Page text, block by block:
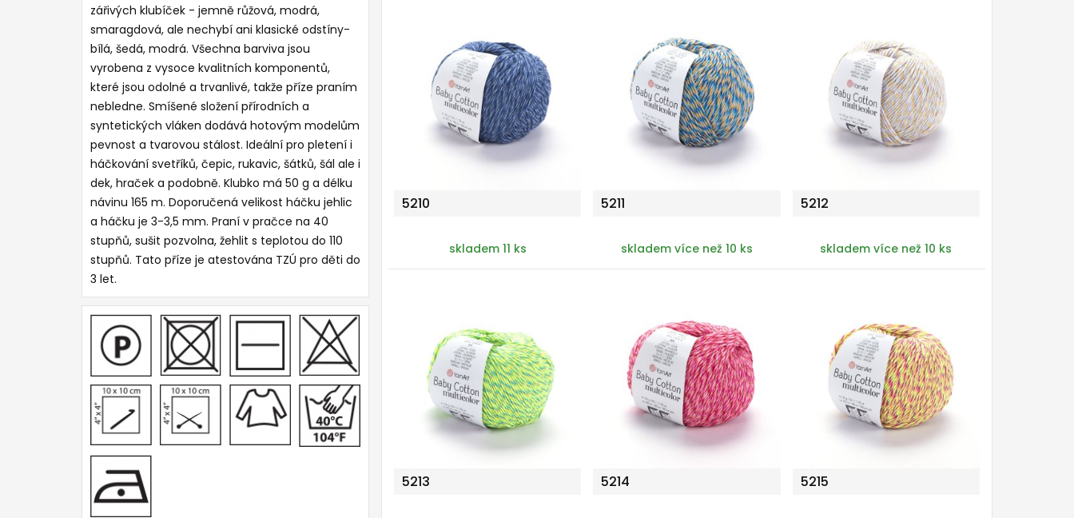
zářivých klubíček - jemně růžová, modrá,
smaragdová, ale nechybí ani klasické odstíny-
bílá, šedá, modrá. Všechna barviva jsou
vyrobena z vysoce kvalitních komponentů,
které jsou odolné a trvanlivé, takže příze praním
nebledne. Smíšené složení přírodních a
syntetických vláken dodává hotovým modelům
pevnost a tvarovou stálost. Ideální pro pletení i
háčkování svetříků, čepic, rukavic, šátků, šál ale i
dek, hraček a podobně. Klubko má 50 g a délku
návinu 165 m. Doporučená velikost háčku jehlic
a háčku je 3-3,5 mm. Praní v pračce na 40
stupňů, sušit pozvolna, žehlit s teplotou do 110
stupňů. Tato příze je atestována TZÚ pro děti do
3 let.
5210
skladem 11 ks
5211
skladem více než 10 ks
5212
skladem více než 10 ks
5213 5214 5215